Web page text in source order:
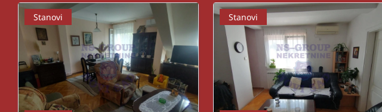
Stanovi Stanovi